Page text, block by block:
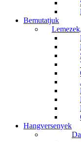
Bemutatjuk
Hangversenyek